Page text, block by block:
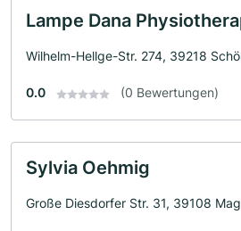
Lampe Dana
Wilhelm-Hellge-Str. 274, 39218
0.0 (0 Bewertungen)
Sylvia Oehmig
Große Diesdorfer Str. 31, 39108